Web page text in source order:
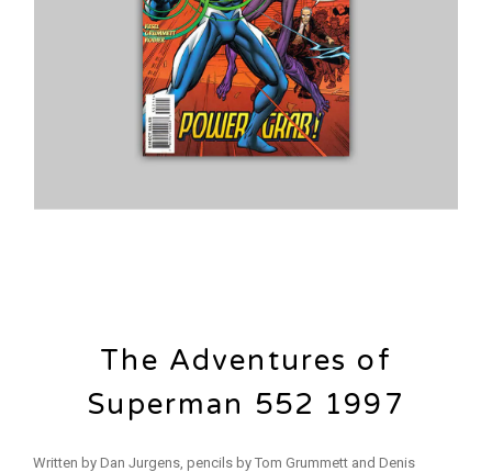
The Adventures of
Superman 552 1997
Written by Dan Jurgens, pencils by Tom Grummett and Denis